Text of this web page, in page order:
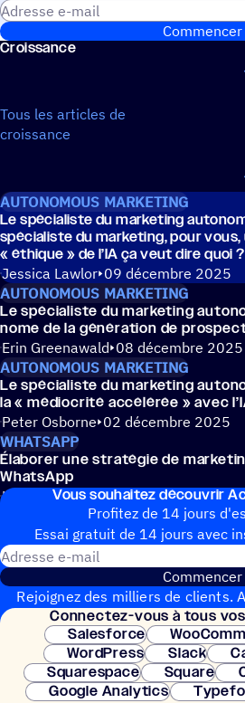
Commencer
Crois­sance
Tous les articles de
croissance
AUTONOMOUS MARKETING
Le spécia­liste du marke­ting
spécia­liste du marke­ting, pour
« éthique » de l’IA ça veut dire quoi ?
Jessica Lawlor 09 décembre 2025
AUTONOMOUS MARKETING
Le spécia­liste du marke­ting
nome de la géné­ra­tion de
Erin Greenawald 08 décembre 2025
AUTONOMOUS MARKETING
Le spécia­liste du marke­ting
la « médio­crité accé­lé­rée » avec
Peter Osborne 02 décembre 2025
WHATSAPP
Élabo­rer une stra­té­gie de
WhatsApp
Katherine Kim 30 juin 2025
Vous souhai­tez découvrir
Profitez de 14 jours
Essai gratuit de 14 jours avec
Commencer
Rejoignez des milliers de clients.
nécessaire.
Connec­tez-vous à tous
Salesforce
WordPress
Slack
Squarespace
Square
Google Analytics